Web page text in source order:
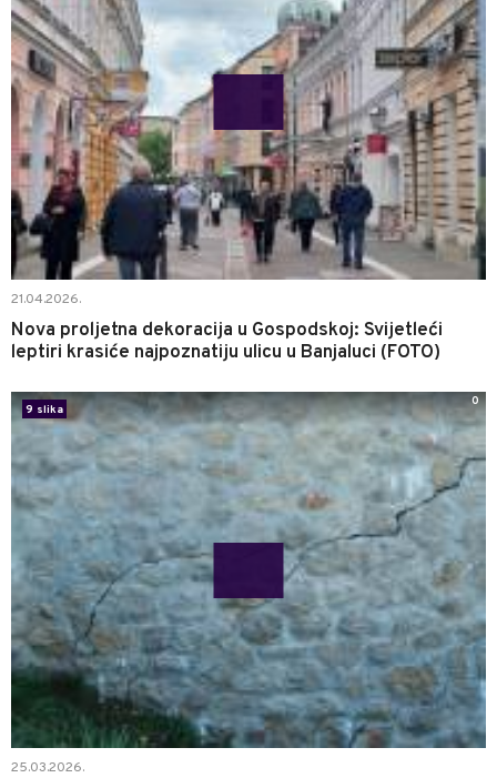
21.04.2026.
Nova proljetna dekoracija u Gospodskoj: Svijetleći
leptiri krasiće najpoznatiju ulicu u Banjaluci (FOTO)
25.03.2026.
9 slika
0